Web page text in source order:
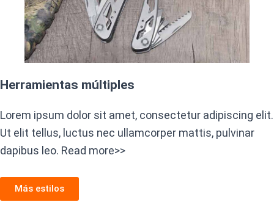
Herramientas múltiples
Lorem ipsum dolor sit amet, consectetur adipiscing elit.
Ut elit tellus, luctus nec ullamcorper mattis, pulvinar
dapibus leo. Read more>>
Más estilos